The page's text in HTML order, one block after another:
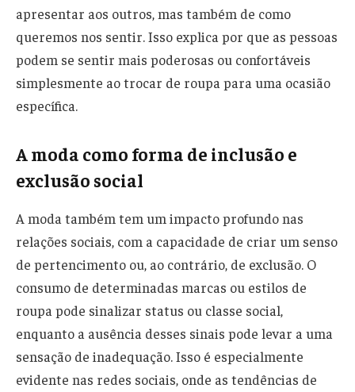
apresentar aos outros, mas também de como
queremos nos sentir. Isso explica por que as pessoas
podem se sentir mais poderosas ou confortáveis
simplesmente ao trocar de roupa para uma ocasião
específica.
A moda como forma de inclusão e
exclusão social
A moda também tem um impacto profundo nas
relações sociais, com a capacidade de criar um senso
de pertencimento ou, ao contrário, de exclusão. O
consumo de determinadas marcas ou estilos de
roupa pode sinalizar status ou classe social,
enquanto a ausência desses sinais pode levar a uma
sensação de inadequação. Isso é especialmente
evidente nas redes sociais, onde as tendências de